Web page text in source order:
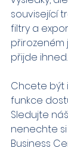
související
filtry a
přijde ihned.
Chcete být
funkce
Sledujte náš
nenechte
Business